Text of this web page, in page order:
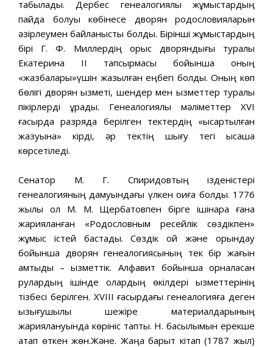
табылады. Дербес генеалогиялық жұмыстардың
пайда болуы көбінесе дворян родословияларын
әзірлеумен байланысты болды. Бірінші жұмыстардың
бірі Г. Ф. Миллердің орыс дворяндығы туралы
Екатерина II тапсырмасы бойынша оның
«жазбалары»үшін жазылған еңбегі болды. Оның көп
бөлігі дворян қызметі, шендер мен қызметтер туралы
пікірлерді құрады. Генеалогиялық мәліметтер XVI
ғасырда разрядқа берілген тектердің «қысқартылған
жазуына» кірді, әр тектің шығу тегі қысқаша
көрсетіледі.
Сенатор М. Г. Спиридовтың ізденістері
генеалогияның дамуындағы үлкен оқиға болды. 1776
жылы ол М. М. Щербатовпен бірге ішінара ғана
жарияланған «Родословным ресейлік сөздікпен»
жұмыс істей бастады. Сөздік ой және орындау
бойынша дворян генеалогиясының тек бір жағын
қамтыды – қызметтік. Алфавит бойынша орналасқан
рулардың ішінде олардың өкілдері қызметтерінің
тізбесі берілген. XVIII ғасырдағы генеалогияға деген
қызығушылық шежіре материалдарының
жариялануында көрініс тапты. Н. басылымын ерекше
атап өткен жөн.Және. Жаңа барқыт кітап (1787 жыл)